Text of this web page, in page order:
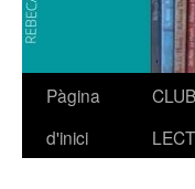
Vés
Pàgina
d'inici